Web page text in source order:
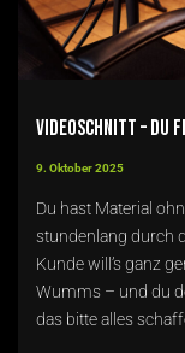
Videoschnitt – du
9. Oktober 2025
Du hast Material
stundenlang durch
Kunde will’s ganz
Wumms – und du
das bitte alles